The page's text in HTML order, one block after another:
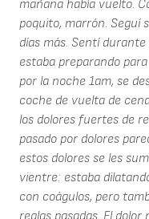
mañana había vuelto.
poquito, marrón. Seguí
días más. Sentí
estaba preparando
por la noche 1am, se
coche de vuelta de
los dolores fuertes de
pasado por dolores
estos dolores se les
vientre: estaba
con coágulos, pero
reglas pasadas. El